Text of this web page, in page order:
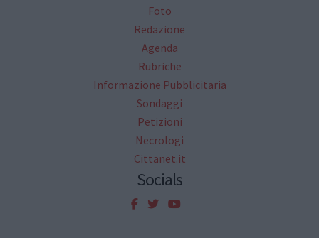
Foto
Redazione
Agenda
Rubriche
Informazione Pubblicitaria
Sondaggi
Petizioni
Necrologi
Cittanet.it
Socials